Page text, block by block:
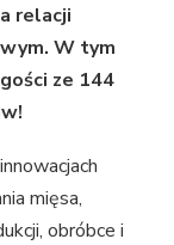
relacji
W tym
ze 144
mięsa,
obróbce i